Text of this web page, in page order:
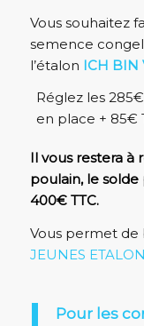
Vous souhaitez
semence
l’étalon ICH BIN
Réglez les
en place + 85€
Il vous restera à
poulain, le
400€ TTC.
Vous permet de
JEUNES
Pour les